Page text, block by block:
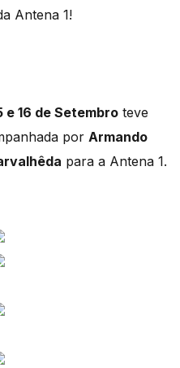
Antena 1!
e 16 de Setembro teve
por Armando
para a Antena 1.